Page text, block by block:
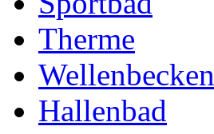
Therme
Wellenbecken
Hallenbad